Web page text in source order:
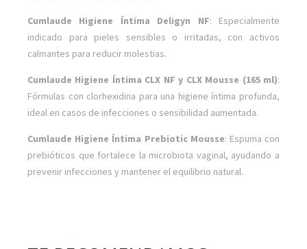
Cumlaude Higiene Íntima Deligyn NF: Especialmente
indicado para pieles sensibles o irritadas, con activos
calmantes para reducir molestias.
Cumlaude Higiene Íntima CLX NF y CLX Mousse (165 ml):
Fórmulas con clorhexidina para una higiene íntima profunda,
ideal en casos de infecciones o sensibilidad aumentada.
Cumlaude Higiene Íntima Prebiotic Mousse: Espuma con
prebióticos que fortalece la microbiota vaginal, ayudando a
prevenir infecciones y mantener el equilibrio natural.